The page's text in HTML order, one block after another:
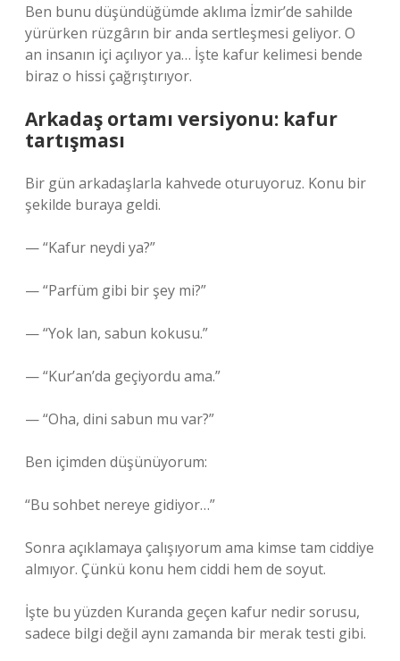
Ben bunu düşündüğümde aklıma İzmir’de sahilde
yürürken rüzgârın bir anda sertleşmesi geliyor. O
an insanın içi açılıyor ya… İşte kafur kelimesi bende
biraz o hissi çağrıştırıyor.
Arkadaş ortamı versiyonu: kafur
tartışması
Bir gün arkadaşlarla kahvede oturuyoruz. Konu bir
şekilde buraya geldi.
— “Kafur neydi ya?”
— “Parfüm gibi bir şey mi?”
— “Yok lan, sabun kokusu.”
— “Kur’an’da geçiyordu ama.”
— “Oha, dini sabun mu var?”
Ben içimden düşünüyorum:
“Bu sohbet nereye gidiyor…”
Sonra açıklamaya çalışıyorum ama kimse tam ciddiye
almıyor. Çünkü konu hem ciddi hem de soyut.
İşte bu yüzden Kuranda geçen kafur nedir sorusu,
sadece bilgi değil aynı zamanda bir merak testi gibi.